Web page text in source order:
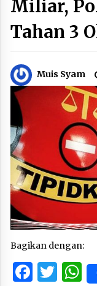
Miliar,
Tahan 3
Muis Syam
Bagikan dengan: